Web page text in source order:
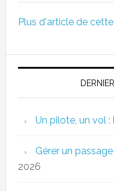
Plus d'article de
Un pilote, un vol
Gérer un
2026